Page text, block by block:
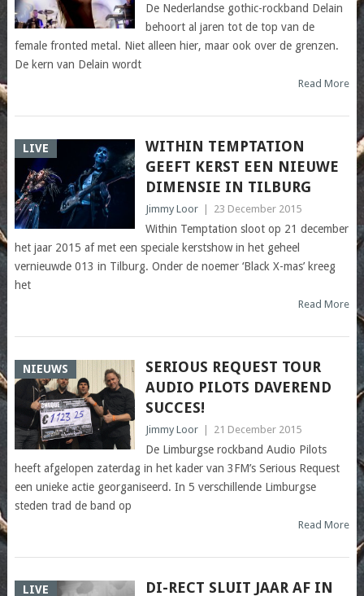
De Nederlandse gothic-rockband Delain
behoort al jaren tot de top van de
female fronted metal. Niet alleen hier, maar ook over de grenzen.
De kern van Delain wordt
Read More
LIVE
WITHIN TEMPTATION
GEEFT KERST EEN NIEUWE
DIMENSIE IN TILBURG
Jimmy Loor 23 December 2015
Within Temptation sloot op 21 december
het jaar 2015 af met een speciale kerstshow in het geheel
vernieuwde 013 in Tilburg. Onder de noemer ‘Black X-mas’ kreeg
het
Read More
NIEUWS
SERIOUS REQUEST TOUR
AUDIO PILOTS DAVEREND
SUCCES!
Jimmy Loor 21 December 2015
De Limburgse rockband Audio Pilots
heeft afgelopen zaterdag in het kader van 3FM’s Serious Request
een unieke actie georganiseerd. In 5 verschillende Limburgse
steden trad de band op
Read More
LIVE DI-RECT SLUIT JAAR AF IN